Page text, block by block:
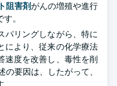
阻害剤がんの増殖や進行
。
パリングしながら、特に
により、従来の化学療法
速度を改善し、毒性を削
要因は、したがって、